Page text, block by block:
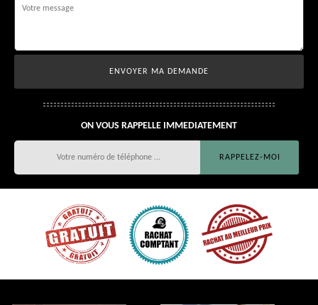
ON VOUS RAPPELLE IMMEDIATEMENT